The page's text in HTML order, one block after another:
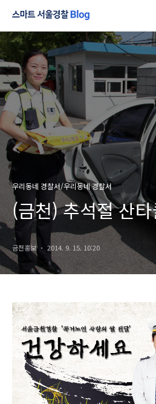
우리동네 경찰서/우리동네 경찰서
(금천) 추석절 산
금천홍보 2014. 9. 15. 10:20